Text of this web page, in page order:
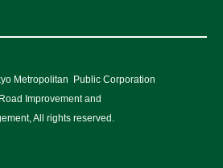
Metropolitan
Public Corporation
Improvement and
All rights reserved.